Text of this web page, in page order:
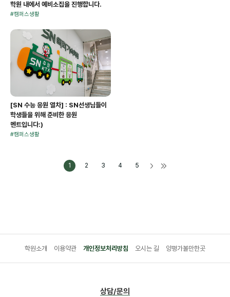
학원 내에서 예비소집을 진행합니다.
#캠퍼스생활
[SN 수능 응원 열차] : SN선생님들이
학생들을 위해 준비한 응원
멘트입니다:)
#캠퍼스생활
1 2 3 4 5
학원소개 이용약관 개인정보처리방침 오시는 길 양평가볼만한곳
상담/문의